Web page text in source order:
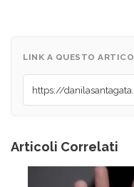
LINK A QUESTO
Articoli Correlati